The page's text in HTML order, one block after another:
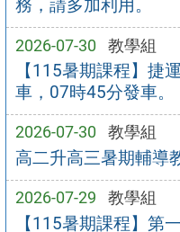
務，請多加利用。
2026-07-30 教學組
【115暑期課程】捷
車，07時45分發車。
2026-07-30 教學組
高二升高三暑期輔導
2026-07-29 教學組
【115暑期課程】第